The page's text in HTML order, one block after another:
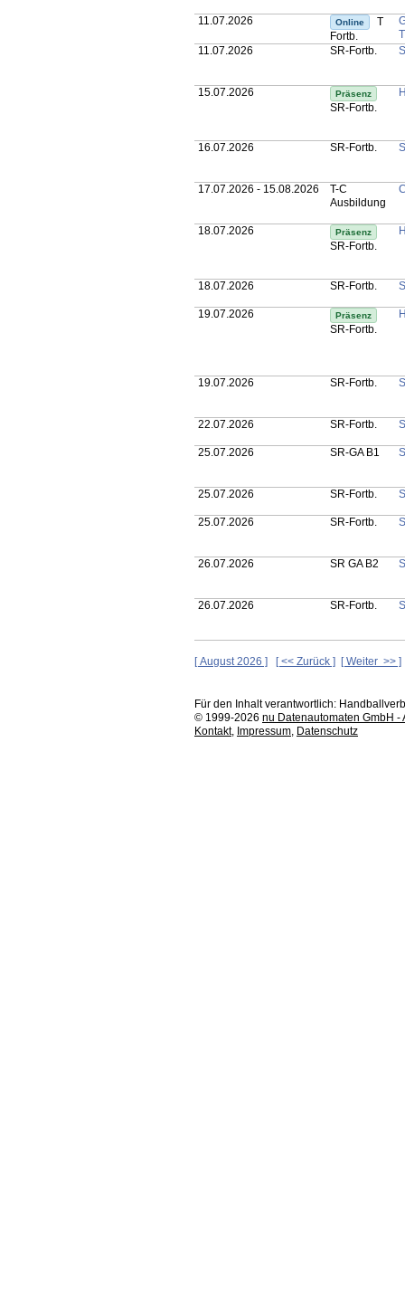
11.07.2026 Online
T
Fortb.
11.07.2026
SR-Fortb.
15.07.2026 Präsenz
SR-Fortb.
16.07.2026 SR-Fortb.
17.07.2026 - 15.08.2026
T-C
Ausbildung
18.07.2026 Präsenz
SR-Fortb.
18.07.2026 SR-Fortb.
19.07.2026 Präsenz
SR-Fortb.
19.07.2026 SR-Fortb.
22.07.2026 SR-Fortb.
25.07.2026 SR-GA B1
25.07.2026 SR-Fortb.
25.07.2026 SR-Fortb.
26.07.2026 SR GA B2
26.07.2026 SR-Fortb.
[ August 2026 ] [ << Zurück ] [ Weiter >> ]
Für den Inhalt verantwortlich:
© 1999-2026 nu Datenautomaten GmbH
Kontakt, Impressum, Datenschutz